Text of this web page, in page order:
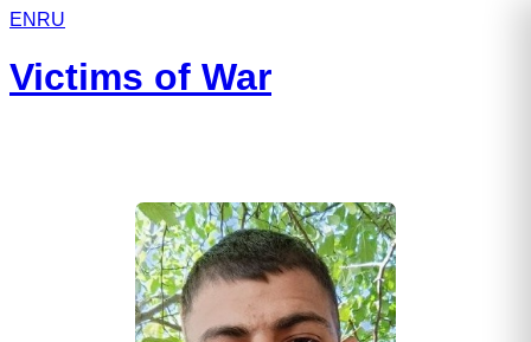
EN RU
Victims of War